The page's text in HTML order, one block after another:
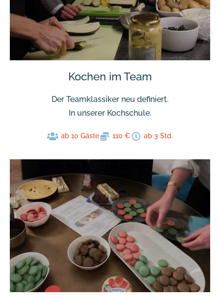
Kochen im Team
Der Teamklassiker neu definiert.
In unserer Kochschule.
ab 10 Gäste 110 € ab 3 Std.